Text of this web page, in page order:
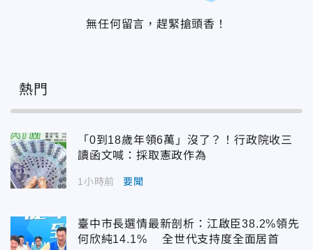
無任何留言，趕緊搶頭香！
熱門
「0到18歲年領6萬」沒了？！行政院收三
讀函文喊：採取憲政作為
1小時前 要聞
臺中市長選情最新剖析：江啟臣38.2%領先
何欣純14.1% 全世代支持度全面居首